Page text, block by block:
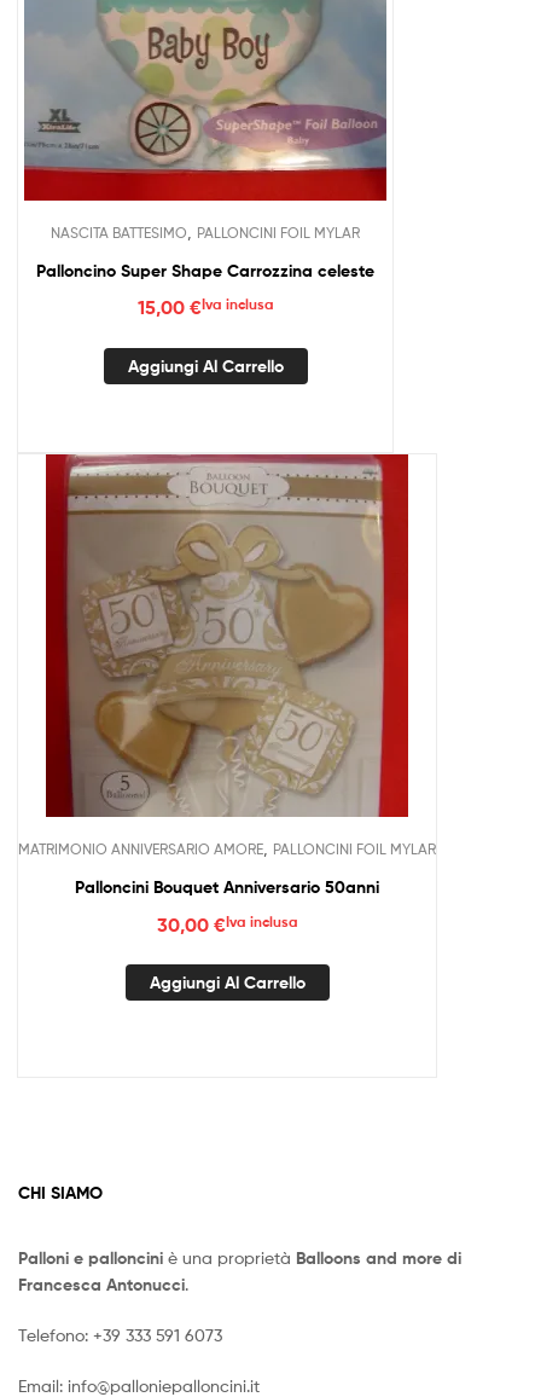
NASCITA BATTESIMO PALLONCINI FOIL MYLAR
Palloncino Super Shape Carrozzina celeste
15,00 €Iva inclusa
Aggiungi Al Carrello
MATRIMONIO ANNIVERSARIO AMORE PALLONCINI FOIL MYLAR
Palloncini Bouquet Anniversario 50anni
30,00 €Iva inclusa
Aggiungi Al Carrello
CHI SIAMO
Palloni e palloncini è una proprietà Balloons and more di
Francesca Antonucci.
Telefono: +39 333 591 6073
Email: info@palloniepalloncini.it